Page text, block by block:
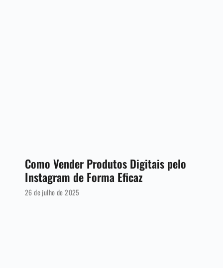
Como Vender Produtos Digitais pelo
Instagram de Forma Eficaz
26 de julho de 2025